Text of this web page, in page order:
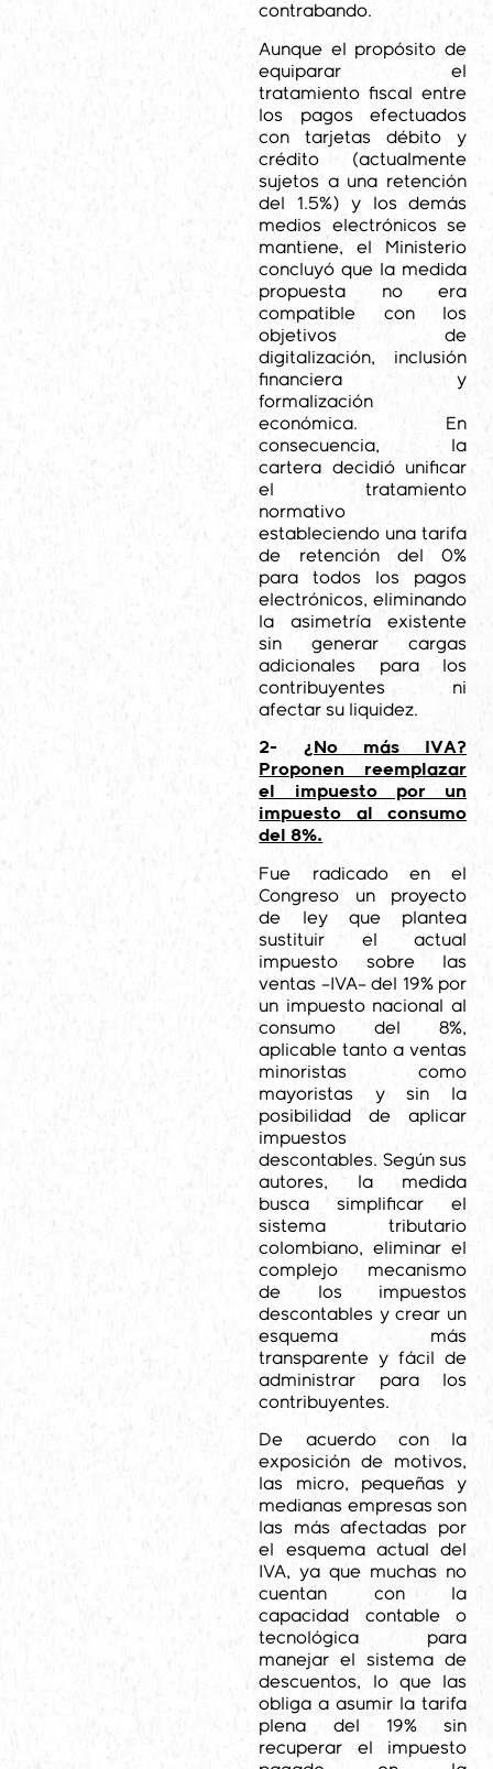
contrabando.
Aunque el propósito de
equiparar el
tratamiento fiscal entre
los pagos efectuados
con tarjetas débito y
crédito (actualmente
sujetos a una retención
del 1.5%) y los demás
medios electrónicos se
mantiene, el Ministerio
concluyó que la medida
propuesta no era
compatible con los
objetivos de
digitalización, inclusión
financiera y
formalización
económica. En
consecuencia, la
cartera decidió unificar
el tratamiento
normativo
estableciendo una tarifa
de retención del 0%
para todos los pagos
electrónicos, eliminando
la asimetría existente
sin generar cargas
adicionales para los
contribuyentes ni
afectar su liquidez.
2- ¿No más IVA?
Proponen reemplazar
el impuesto por un
impuesto al consumo
del 8%.
Fue radicado en el
Congreso un proyecto
de ley que plantea
sustituir el actual
impuesto sobre las
ventas –IVA– del 19% por
un impuesto nacional al
consumo del 8%,
aplicable tanto a ventas
minoristas como
mayoristas y sin la
posibilidad de aplicar
impuestos
descontables. Según sus
autores, la medida
busca simplificar el
sistema tributario
colombiano, eliminar el
complejo mecanismo
de los impuestos
descontables y crear un
esquema más
transparente y fácil de
administrar para los
contribuyentes.
De acuerdo con la
exposición de motivos,
las micro, pequeñas y
medianas empresas son
las más afectadas por
el esquema actual del
IVA, ya que muchas no
cuentan con la
capacidad contable o
tecnológica para
manejar el sistema de
descuentos, lo que las
obliga a asumir la tarifa
plena del 19% sin
recuperar el impuesto